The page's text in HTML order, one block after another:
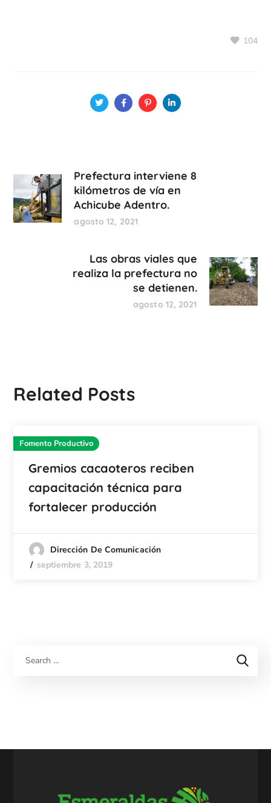
104
Prefectura interviene 8
kilómetros de vía en
Achicube Adentro.
agosto 12, 2021
Las obras viales que
realiza la prefectura no
se detienen.
agosto 12, 2021
Related Posts
Fomento Productivo
Gremios cacaoteros reciben
capacitación técnica para
fortalecer producción
Dirección De Comunicación
septiembre 3, 2019